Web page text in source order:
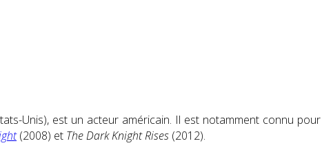
Unis), est un acteur américain. Il est notamment connu
(2008) et The Dark Knight Rises (2012).